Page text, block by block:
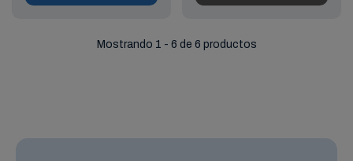
Mostrando 1 - 6 de 6 productos